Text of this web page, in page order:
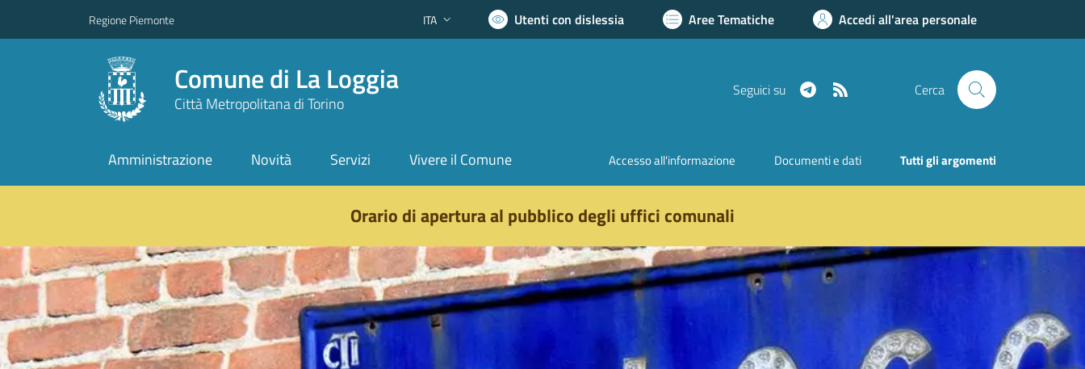
Regione Piemonte Lingua attiva:
ITA Utenti con dislessia Aree Tematiche Accedi all'area personale
Comune di La Loggia
Città Metropolitana di Torino
Seguici su Telegram Cerca
Amministrazione Novità Servizi Vivere il Comune Accesso all'informazione Documenti e dati Tutti gli argomenti
Orario di apertura al pubblico degli uffici comunali